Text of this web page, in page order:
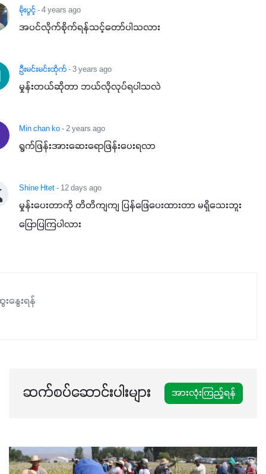
မိုးပွင့်- 4 years ago
အပင်လိုက်စိုက်ရန်သင့်တော်ပါသလား
ဦးမင်းမင်းထိုက်- 3 years ago
မှုန်းတယ်ဆိုတာ ဘယ်လိုလုပ်ရပါသလဲ
Min chan ko- 2 years ago
ရွက်ဖြန်းအားဆေးရောဖြန်းပေးရလာ
Shine Htet- 12 days ago
မှုန်းပေးတာကို တိတိကျကျ ပြန်ဖြေပေးထားတာ မရှိသေးဘူး
ပြောပြကြပါလား
နွေးရန်
ဆက်စပ်ဆောင်းပါးများ အားလုံးကြည့်ရန်